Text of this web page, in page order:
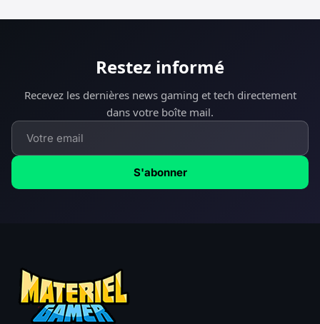
Restez informé
Recevez les dernières news gaming et tech directement
dans votre boîte mail.
S'abonner